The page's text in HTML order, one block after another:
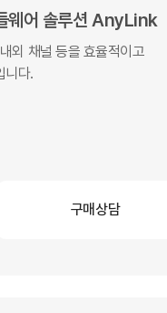
웨어 솔루션 AnyLink
외 채널 등을 효율적이고
니다.
구매상담